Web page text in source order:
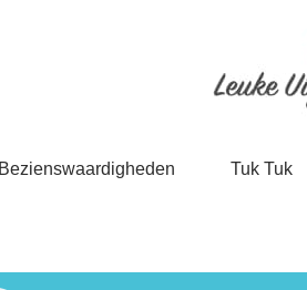
Bezienswaardigheden Tuk Tuk